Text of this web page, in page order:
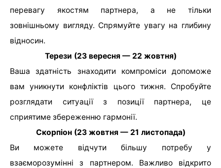
перевагу якостям партнера, а не тільки
зовнішньому вигляду. Спрямуйте увагу на глибину
відносин.
Терези (23 вересня — 22 жовтня)
Ваша здатність знаходити компроміси допоможе
вам уникнути конфліктів цього тижня. Спробуйте
розглядати ситуації з позиції партнера, це
сприятиме збереженню гармонії.
Скорпіон (23 жовтня — 21 листопада)
Ви можете відчути більшу потребу у
взаєморозумінні з партнером. Важливо відкрито